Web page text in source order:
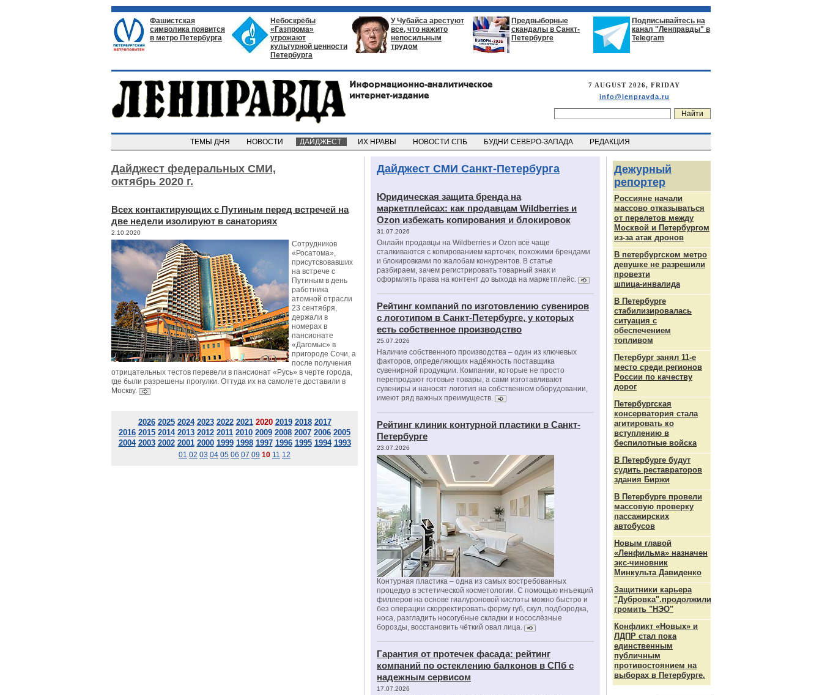
Фашистская
символика появится
в метро Петербурга
Небоскрёбы
«Газпрома»
угрожают
культурной ценности
Петербурга
У Чубайса арестуют
все, что нажито
непосильным
трудом
Предвыборные
скандалы в Санкт-
Петербурге
Подписывайтесь на
канал "Ленправды" в
Telegram
7 AUGUST 2026, FRIDAY
info@lenpravda.ru
ТЕМЫ ДНЯ НОВОСТИ ДАЙДЖЕСТ ИХ НРАВЫ НОВОСТИ СПБ БУДНИ СЕВЕРО-ЗАПАДА РЕДАКЦИЯ
Дайджест федеральных СМИ,
октябрь 2020 г.
Всех контактирующих с Путиным перед встречей на
две недели изолируют в санаториях
2.10.2020
Сотрудников
«Росатома»,
присутсвовавших
на встрече с
Путиным в день
работника
атомной отрасли
23 сентября,
держали в
номерах в
пансионате
«Дагомыс» в
пригороде Сочи, а
после получения
отрицательных тестов перевели в пансионат «Русь» в черте города,
где были разрешены прогулки. Оттуда их на самолете доставили в
Москву.
2026 2025 2024 2023 2022 2021 2020 2019 2018 2017
2016 2015 2014 2013 2012 2011 2010 2009 2008 2007 2006 2005
2004 2003 2002 2001 2000 1999 1998 1997 1996 1995 1994 1993
01 02 03 04 05 06 07 09 10 11 12
Дайджест СМИ Санкт-Петербурга
Юридическая защита бренда на
маркетплейсах: как продавцам Wildberries и
Ozon избежать копирования и блокировок
31.07.2026
Онлайн продавцы на Wildberries и Ozon всё чаще
сталкиваются с копированием карточек, похожими брендами
и блокировками по жалобам конкурентов. В статье
разбираем, зачем регистрировать товарный знак и
оформлять права на контент до выхода на маркетплейс.
Рейтинг компаний по изготовлению сувениров
с логотипом в Санкт-Петербурге, у которых
есть собственное производство
25.07.2026
Наличие собственного производства – один из ключевых
факторов, определяющих надёжность поставщика
сувенирной продукции. Компании, которые не просто
перепродают готовые товары, а сами изготавливают
сувениры и наносят логотип на собственном оборудовании,
имеют ряд важных преимуществ.
Рейтинг клиник контурной пластики в Санкт-
Петербурге
23.07.2026
Контурная пластика – одна из самых востребованных
процедур в эстетической косметологии. С помощью инъекций
филлеров на основе гиалуроновой кислоты можно быстро и
без операции скорректировать форму губ, скул, подбородка,
носа, разгладить носогубные складки и носослёзные
борозды, восстановить чёткий овал лица.
Гарантия от протечек фасада: рейтинг
компаний по остеклению балконов в СПб с
надежным сервисом
17.07.2026
Дежурный
репортер
Россияне начали
массово отказываться
от перелетов между
Москвой и Петербургом
из-за атак дронов
В петербургском метро
девушке не разрешили
провезти
шпица‑инвалида
В Петербурге
стабилизировалась
ситуация с
обеспечением
топливом
Петербург занял 11-е
место среди регионов
России по качеству
дорог
Петербургская
консерватория стала
агитировать ко
вступлению в
беспилотные войска
В Петербурге будут
судить реставраторов
здания Биржи
В Петербурге провели
массовую проверку
пассажирских
автобусов
Новым главой
«Ленфильма» назначен
экс-чиновник
Минкульта Давиденко
Защитники карьера
"Дубровка".продолжили
громить "НЭО"
Конфликт «Новых» и
ЛДПР стал пока
единственным
публичным
противостоянием на
выборах в Петербурге.